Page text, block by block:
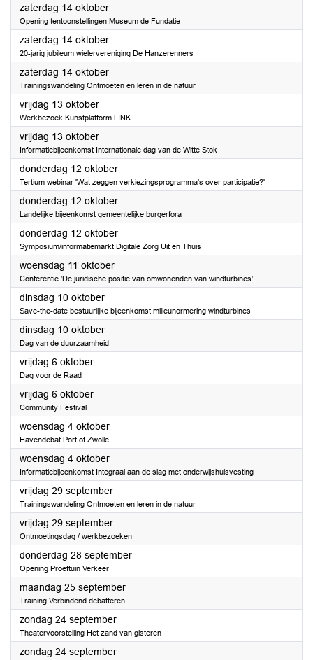
zaterdag 14 oktober2023
Opening tentoonstellingen Museum de Fundatie
zaterdag 14 oktober2023
20-jarig jubileum wielervereniging De Hanzerenners
zaterdag 14 oktober2023
Trainingswandeling Ontmoeten en leren in de natuur
vrijdag 13 oktober2023
Werkbezoek Kunstplatform LINK
vrijdag 13 oktober2023
Informatiebijeenkomst Internationale dag van de Witte Stok
donderdag 12 oktober2023
Tertium webinar 'Wat zeggen verkiezingsprogramma's over participatie?'
donderdag 12 oktober2023
Landelijke bijeenkomst gemeentelijke burgerfora
donderdag 12 oktober2023
Symposium/informatiemarkt Digitale Zorg Uit en Thuis
woensdag 11 oktober2023
Conferentie 'De juridische positie van omwonenden van windturbines'
dinsdag 10 oktober2023
Save-the-date bestuurlijke bijeenkomst milieunormering windturbines
dinsdag 10 oktober2023
Dag van de duurzaamheid
vrijdag 6 oktober2023
Dag voor de Raad
vrijdag 6 oktober2023
Community Festival
woensdag 4 oktober2023
Havendebat Port of Zwolle
woensdag 4 oktober2023
Informatiebijeenkomst Integraal aan de slag met onderwijshuisvesting
vrijdag 29 september2023
Trainingswandeling Ontmoeten en leren in de natuur
vrijdag 29 september2023
Ontmoetingsdag / werkbezoeken
donderdag 28 september2023
Opening Proeftuin Verkeer
maandag 25 september2023
Training Verbindend debatteren
zondag 24 september2023
Theatervoorstelling Het zand van gisteren
zondag 24 september2023